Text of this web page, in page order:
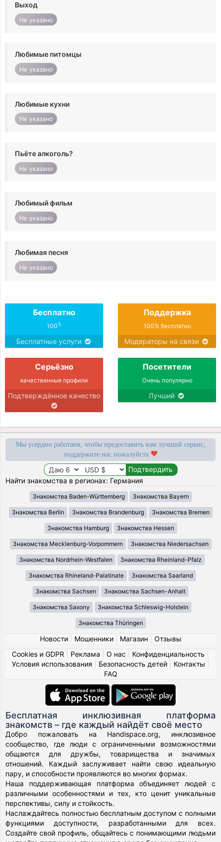
Выход
Не указано
Любимые питомцы
Не указано
Любимые кухни
Не указано
Пьёте алкоголь?
Не указано
Любимый фильм
Не указано
Любимая песня
Не указано
Бесплатно
100%
Бесплатные услуги
Поддержка
100% бесплатно
Модераторы на связи
Серьёзно
качественные профили
Подтверждённое качество
Посетители
Очень популярно
Лучший
Мы усердно работаем, чтобы предоставить вам лучший сервис,
поддержите нас пожалуйста
Найти знакомства в регионах: Германия
Знакомства Baden-Württemberg Знакомства Bayern
Знакомства Berlin Знакомства Brandenburg Знакомства Bremen
Знакомства Hamburg Знакомства Hessen
Знакомства Mecklenburg-Vorpommern Знакомства Niedersachsen
Знакомства Nordrhein-Westfalen Знакомства Rheinland-Pfalz
Знакомства Rhineland-Palatinate Знакомства Saarland
Знакомства Sachsen Знакомства Sachsen-Anhalt
Знакомства Saxony Знакомства Schleswig-Holstein
Знакомства Thüringen
Новости| Мошенники| Магазин
Отзывы
Cookies и GDPR
Реклама О нас Конфиденциальность
Условия использования
Безопасность детей| Контакты
FAQ
Бесплатная инклюзивная платформа
знакомств – где каждый найдёт своё место
Добро пожаловать на Handispace.org, инклюзивное
сообщество, где люди с ограниченными возможностями
общаются для дружбы, товарищества и значимых
отношений. Каждый заслуживает найти свою идеальную
пару, и способности проявляются во многих формах.
Наша поддерживающая платформа объединяет людей с
различными особенностями и тех, кто ценит уникальные
перспективы, силу и стойкость.
Наслаждайтесь полностью бесплатным доступом с полными
функциями доступности, разработанными для всех.
Создайте свой профиль, общайтесь с понимающими людьми